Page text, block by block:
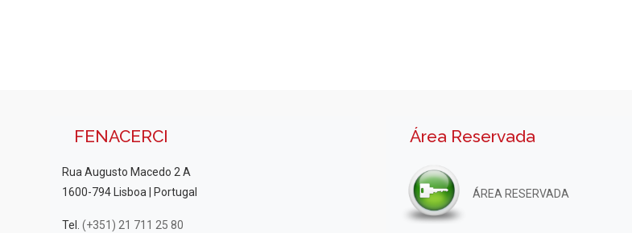
FENACERCI
Rua Augusto Macedo 2 A
1600-794 Lisboa | Portugal
Tel. (+351) 21 711 25 80
Área Reservada
ÁREA RESERVADA